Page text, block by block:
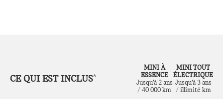
CE QUI EST INCLUS^
MINI À
ESSENCE
Jusqu’à 2 ans
/ 40 000 km
MINI TOUT
ÉLECTRIQUE
Jusqu’à 3 ans
/ illimité km